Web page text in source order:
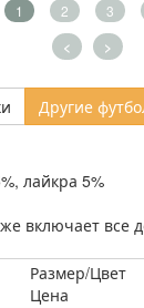
1 2 3
< >
Другие
лайкра 5%
включает все
Размер/Цвет
Цена